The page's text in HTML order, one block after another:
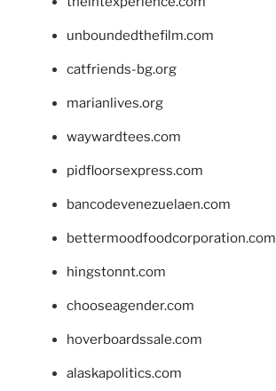
unboundedthefilm.com
catfriends-bg.org
marianlives.org
waywardtees.com
pidfloorsexpress.com
bancodevenezuelaen.com
bettermoodfoodcorporation.com
hingstonnt.com
chooseagender.com
hoverboardssale.com
alaskapolitics.com